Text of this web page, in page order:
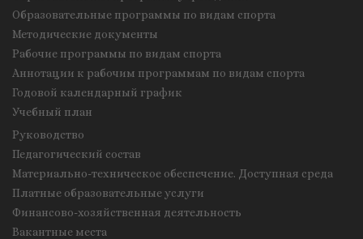
Образовательные программы по видам спорта
Методические документы
Рабочие программы по видам спорта
Аннотации к рабочим программам по видам спорта
Годовой календарный график
Учебный план
Руководство
Педагогический состав
Материально-техническое обеспечение. Доступная среда
Платные образовательные услуги
Финансово-хозяйственная деятельность
Вакантные места